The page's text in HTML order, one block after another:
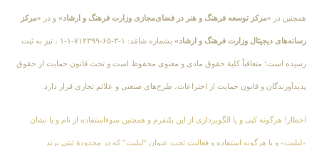
همچنین در «مرکز توسعه فرهنگ و هنر در فضای‌مجازی وزارت فرهنگ و ارشاد» و در «مرکز
رسانه‌های دیجیتال وزارت فرهنگ و ارشاد» بشماره شامَد: ۱-۳-۶۵-۷۱۲۳۹۹-۱-۱ ، نیز به ثبت
رسیده است؛ متعاقباً کلیهٔ حقوق مادی و معنوی محفوظ است و تحت قانون حمایت از حقوق
پدیدآورندگان و قانون حمایت از اختراعات، طرح‌های صنعتی و علائم تجاری قرار دارد.
اخطار! هرگونه کپی و یا الگوبرداری از این پلتفرم و همچنین سوءاستفاده از نام و یا نشان
«لیلیت» و یا هرگونه استفاده و فعالیت تحت عنوان “لیلیت” که در محدودهٔ ثبتی برند